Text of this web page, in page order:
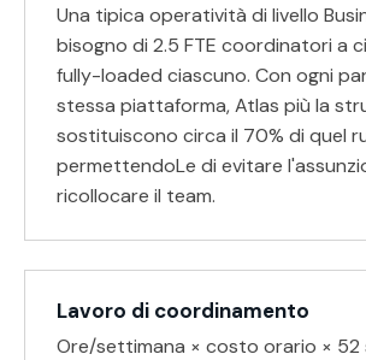
Una tipica operatività di livello
bisogno di 2.5 FTE coordinatori a
fully-loaded ciascuno. Con ogni
stessa piattaforma, Atlas più la
sostituiscono circa il 70% di quel
permettendoLe di evitare
ricollocare il team.
Lavoro di coordinamento
Ore/settimana × costo orario × 52